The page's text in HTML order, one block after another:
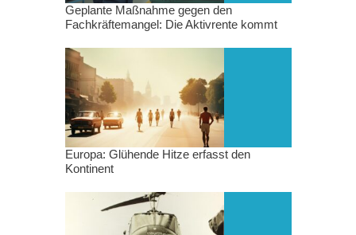
Geplante Maßnahme gegen den
Fachkräftemangel: Die Aktivrente kommt
Europa: Glühende Hitze erfasst den
Kontinent